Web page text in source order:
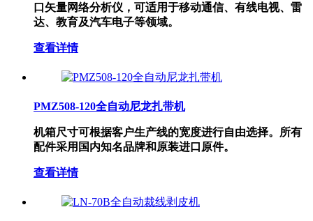
口矢量网络分析仪，可适用于移动通信、有线电视、雷
达、教育及汽车电子等领域。
查看详情
PMZ508-120全自动尼龙扎带机
机箱尺寸可根据客户生产线的宽度进行自由选择。所有
配件采用国内知名品牌和原装进口原件。
查看详情